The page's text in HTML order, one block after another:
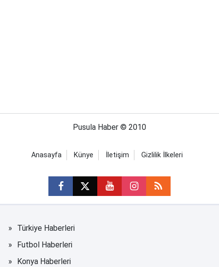
Pusula Haber © 2010
Anasayfa Künye İletişim Gizlilik İlkeleri
Türkiye Haberleri
Futbol Haberleri
Konya Haberleri